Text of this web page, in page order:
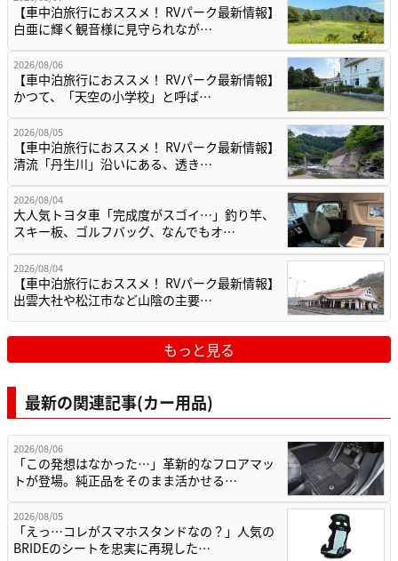
【車中泊旅行におススメ！ RVパーク最新情報】
白亜に輝く観音様に見守られなが…
2026/08/06
【車中泊旅行におススメ！ RVパーク最新情報】
かつて、「天空の小学校」と呼ば…
2026/08/05
【車中泊旅行におススメ！ RVパーク最新情報】
清流「丹生川」沿いにある、透き…
2026/08/04
大人気トヨタ車「完成度がスゴイ…」釣り竿、
スキー板、ゴルフバッグ、なんでもオ…
2026/08/04
【車中泊旅行におススメ！ RVパーク最新情報】
出雲大社や松江市など山陰の主要…
もっと見る
最新の関連記事(カー用品)
2026/08/06
「この発想はなかった…」革新的なフロアマッ
トが登場。純正品をそのまま活かせる…
2026/08/05
「えっ…コレがスマホスタンドなの？」人気の
BRIDEのシートを忠実に再現した…